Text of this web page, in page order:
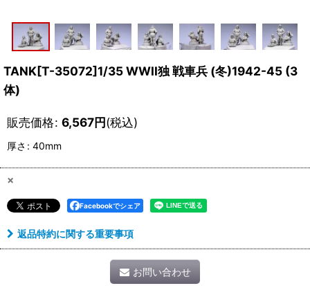
TANK[T-35072]1/35 WWII独 戦車兵 (冬)1942-45 (3
体)
販売価格: 6,567円(税込)
厚さ : 40mm
×
Facebookでシェア
返品特約に関する重要事項
お問い合わせ